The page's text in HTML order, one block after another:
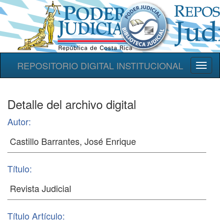
REPOSITORIO DIGITAL INSTITUCIONAL
Detalle del archivo digital
Autor:
Título:
Título Artículo: